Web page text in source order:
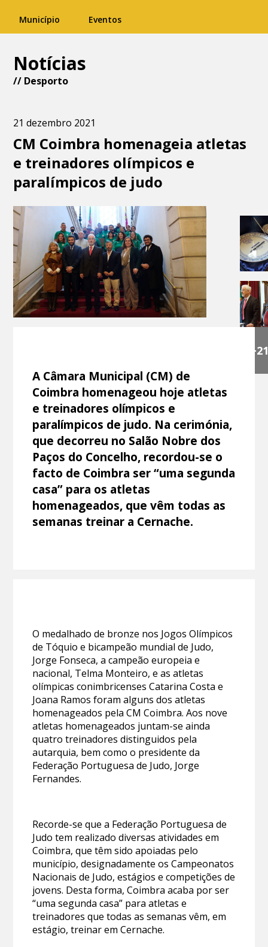
Município Eventos
Notícias
// Desporto
21 dezembro 2021
CM Coimbra homenageia atletas
e treinadores olímpicos e
paralímpicos de judo
+21
A Câmara Municipal (CM) de
Coimbra homenageou hoje atletas
e treinadores olímpicos e
paralímpicos de judo. Na cerimónia,
que decorreu no Salão Nobre dos
Paços do Concelho, recordou-se o
facto de Coimbra ser “uma segunda
casa” para os atletas
homenageados, que vêm todas as
semanas treinar a Cernache.
O medalhado de bronze nos Jogos Olímpicos
de Tóquio e bicampeão mundial de Judo,
Jorge Fonseca, a campeão europeia e
nacional, Telma Monteiro, e as atletas
olímpicas conimbricenses Catarina Costa e
Joana Ramos foram alguns dos atletas
homenageados pela CM Coimbra. Aos nove
atletas homenageados juntam-se ainda
quatro treinadores distinguidos pela
autarquia, bem como o presidente da
Federação Portuguesa de Judo, Jorge
Fernandes.
Recorde-se que a Federação Portuguesa de
Judo tem realizado diversas atividades em
Coimbra, que têm sido apoiadas pelo
município, designadamente os Campeonatos
Nacionais de Judo, estágios e competições de
jovens. Desta forma, Coimbra acaba por ser
“uma segunda casa” para atletas e
treinadores que todas as semanas vêm, em
estágio, treinar em Cernache.